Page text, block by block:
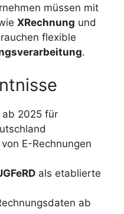
müssen mit
XRechnung und
flexible
.
ab 2025 für
E-Rechnungen
als etablierte
ab